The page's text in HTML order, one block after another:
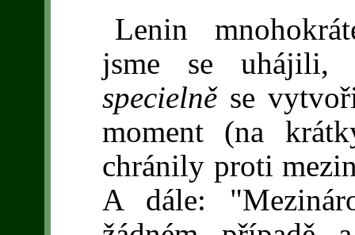
Lenin
jsme se uhájili,
specielněse
moment (na
chránily proti
A dále: